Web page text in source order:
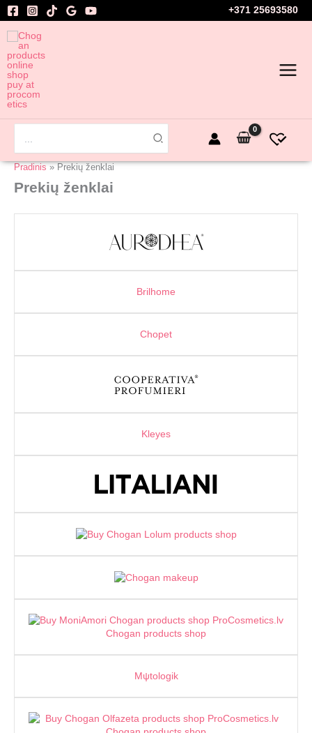
Pereiti
prie
turinio
+371 25693580
for:
Pradinis Prekių ženklai
Prekių ženklai
Brilhome
Chopet
Kleyes
Mψtοlogik